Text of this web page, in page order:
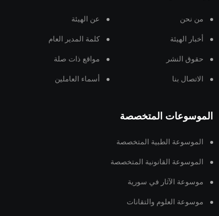
من نحن عن الهيئة
أخبار الهيئة كلمة المدير العام
حقوق النشر مواقع ذات صلة
الاتصال بنا أسماء العاملين
الموسوعات المتخصصة
الموسوعة الطبية المتخصصة
الموسوعة القانونية المتخصصة
موسوعة الآثار في سورية
موسوعة العلوم والتقانات